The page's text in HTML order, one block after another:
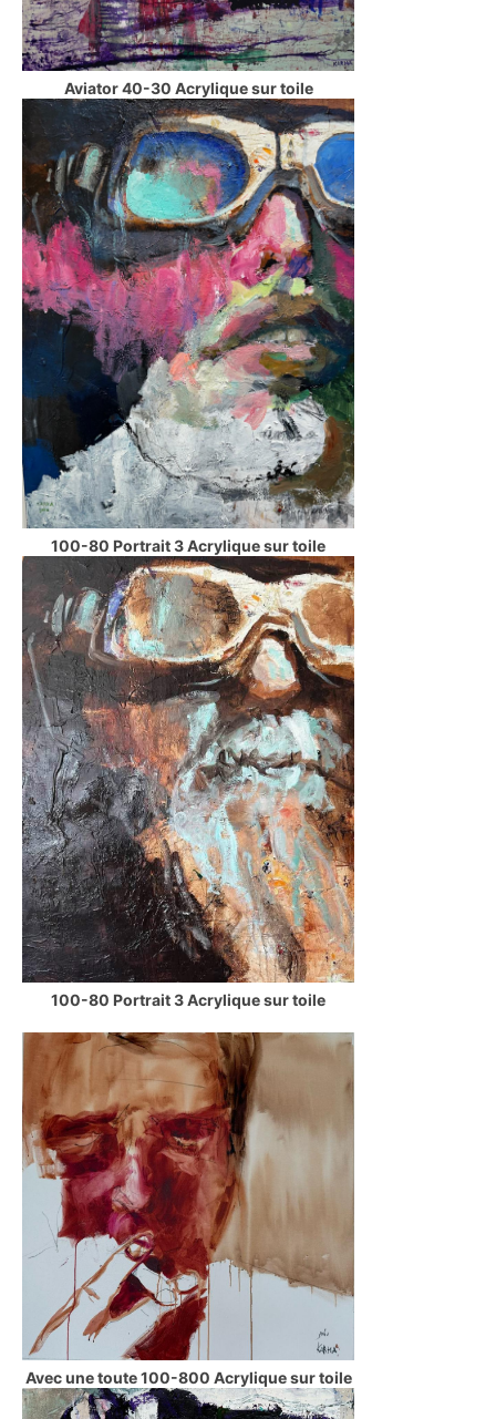
Aviator 40-30 Acrylique sur toile
100-80 Portrait 3 Acrylique sur toile
100-80 Portrait 3 Acrylique sur toile
Avec une toute 100-800 Acrylique sur toile